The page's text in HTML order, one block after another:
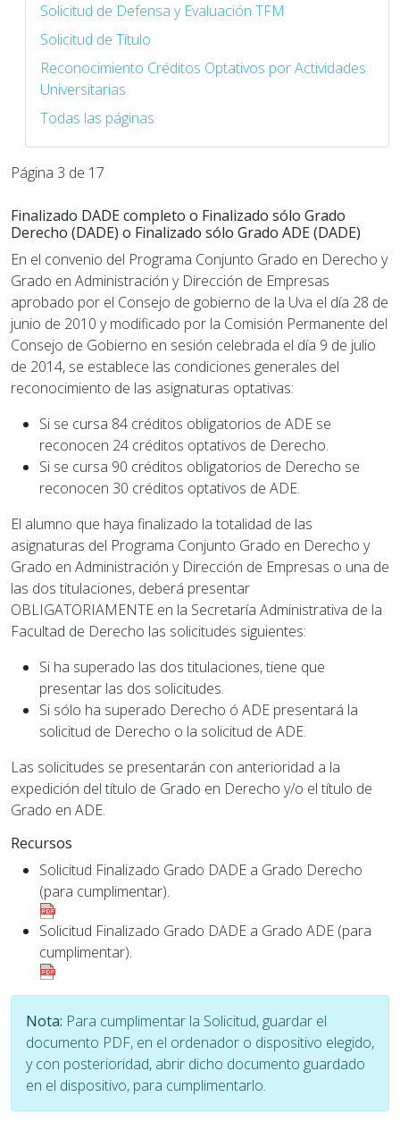
Solicitud de Defensa y Evaluación TFM
Solicitud de Título
Reconocimiento Créditos Optativos por Actividades
Universitarias
Todas las páginas
Página 3 de 17
Finalizado DADE completo o Finalizado sólo Grado
Derecho (DADE) o Finalizado sólo Grado ADE (DADE)
En el convenio del Programa Conjunto Grado en Derecho y
Grado en Administración y Dirección de Empresas
aprobado por el Consejo de gobierno de la Uva el día 28 de
junio de 2010 y modificado por la Comisión Permanente del
Consejo de Gobierno en sesión celebrada el día 9 de julio
de 2014, se establece las condiciones generales del
reconocimiento de las asignaturas optativas:
Si se cursa 84 créditos obligatorios de ADE se
reconocen 24 créditos optativos de Derecho.
Si se cursa 90 créditos obligatorios de Derecho se
reconocen 30 créditos optativos de ADE.
El alumno que haya finalizado la totalidad de las
asignaturas del Programa Conjunto Grado en Derecho y
Grado en Administración y Dirección de Empresas o una de
las dos titulaciones, deberá presentar
OBLIGATORIAMENTE en la Secretaría Administrativa de la
Facultad de Derecho las solicitudes siguientes:
Si ha superado las dos titulaciones, tiene que
presentar las dos solicitudes.
Si sólo ha superado Derecho ó ADE presentará la
solicitud de Derecho o la solicitud de ADE.
Las solicitudes se presentarán con anterioridad a la
expedición del título de Grado en Derecho y/o el título de
Grado en ADE.
Recursos
Solicitud Finalizado Grado DADE a Grado Derecho
(para cumplimentar).
Solicitud Finalizado Grado DADE a Grado ADE (para
cumplimentar).
Nota: Para cumplimentar la Solicitud, guardar el
documento PDF, en el ordenador o dispositivo elegido,
y con posterioridad, abrir dicho documento guardado
en el dispositivo, para cumplimentarlo.